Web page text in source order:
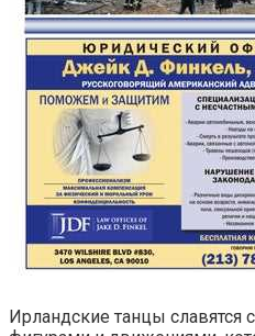
Ирландские танцы